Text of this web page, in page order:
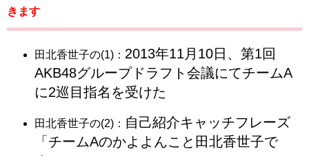
きます
田北香世子の(1)： 2013年11月10日、第1回
AKB48グループドラフト会議にてチームA
に2巡目指名を受けた
田北香世子の(2)： 自己紹介キャッチフレーズ
「チームAのかよよんこと田北香世子で